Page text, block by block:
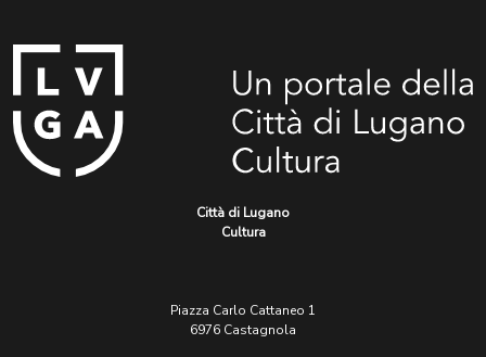
Città di Lugano
Cultura
Piazza Carlo Cattaneo 1
6976 Castagnola